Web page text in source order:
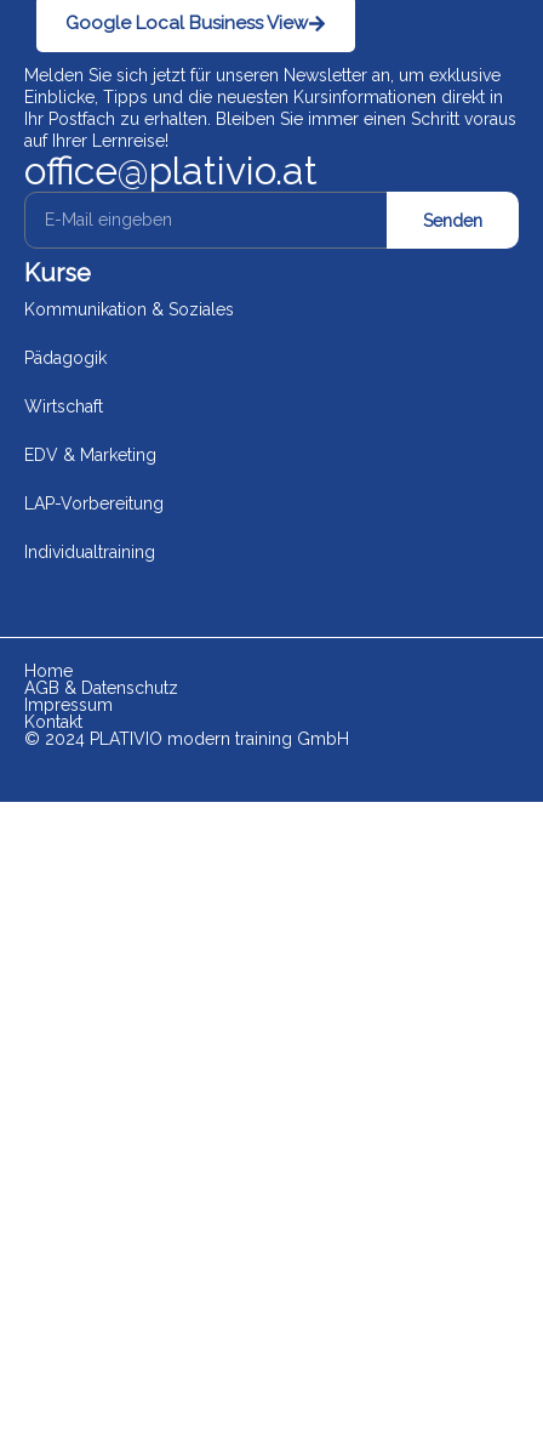
Google Local Business View
Melden Sie sich jetzt für unseren Newsletter an, um exklusive
Einblicke, Tipps und die neuesten Kursinformationen direkt in
Ihr Postfach zu erhalten. Bleiben Sie immer einen Schritt voraus
auf Ihrer Lernreise!
office@plativio.at
Senden
Kurse
Kommunikation & Soziales
Pädagogik
Wirtschaft
EDV & Marketing
LAP-Vorbereitung
Individualtraining
Home
AGB & Datenschutz
Impressum
Kontakt
© 2024 PLATIVIO modern training GmbH